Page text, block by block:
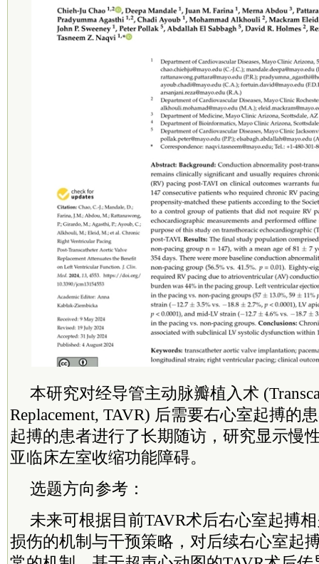
本研究对经导管主动脉瓣植入术
Replacement, TAVR) 后需要右心室起搏的
起搏的患者进行了长期随访，研究显示慢
亚临床左室收缩功能障碍。
选题方向参考：
未来可根据目前TAVR术后右心室起搏
损伤的机制与干预策略，对后续右心室起